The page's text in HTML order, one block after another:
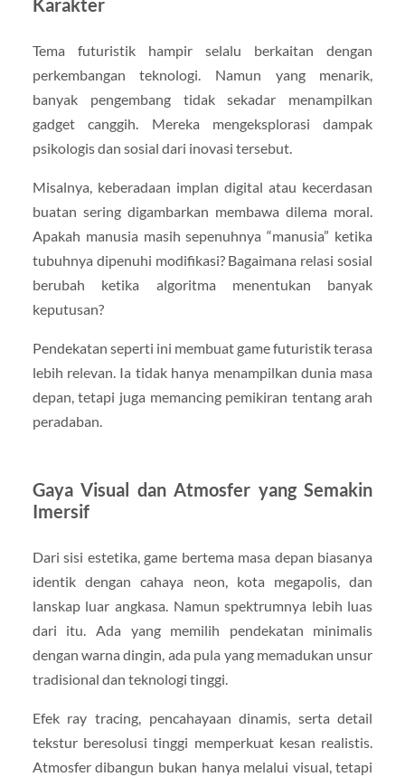
Karakter
Tema futuristik hampir selalu berkaitan dengan
perkembangan teknologi. Namun yang menarik,
banyak pengembang tidak sekadar menampilkan
gadget canggih. Mereka mengeksplorasi dampak
psikologis dan sosial dari inovasi tersebut.
Misalnya, keberadaan implan digital atau kecerdasan
buatan sering digambarkan membawa dilema moral.
Apakah manusia masih sepenuhnya “manusia” ketika
tubuhnya dipenuhi modifikasi? Bagaimana relasi sosial
berubah ketika algoritma menentukan banyak
keputusan?
Pendekatan seperti ini membuat game futuristik terasa
lebih relevan. Ia tidak hanya menampilkan dunia masa
depan, tetapi juga memancing pemikiran tentang arah
peradaban.
Gaya Visual dan Atmosfer yang Semakin
Imersif
Dari sisi estetika, game bertema masa depan biasanya
identik dengan cahaya neon, kota megapolis, dan
lanskap luar angkasa. Namun spektrumnya lebih luas
dari itu. Ada yang memilih pendekatan minimalis
dengan warna dingin, ada pula yang memadukan unsur
tradisional dan teknologi tinggi.
Efek ray tracing, pencahayaan dinamis, serta detail
tekstur beresolusi tinggi memperkuat kesan realistis.
Atmosfer dibangun bukan hanya melalui visual, tetapi